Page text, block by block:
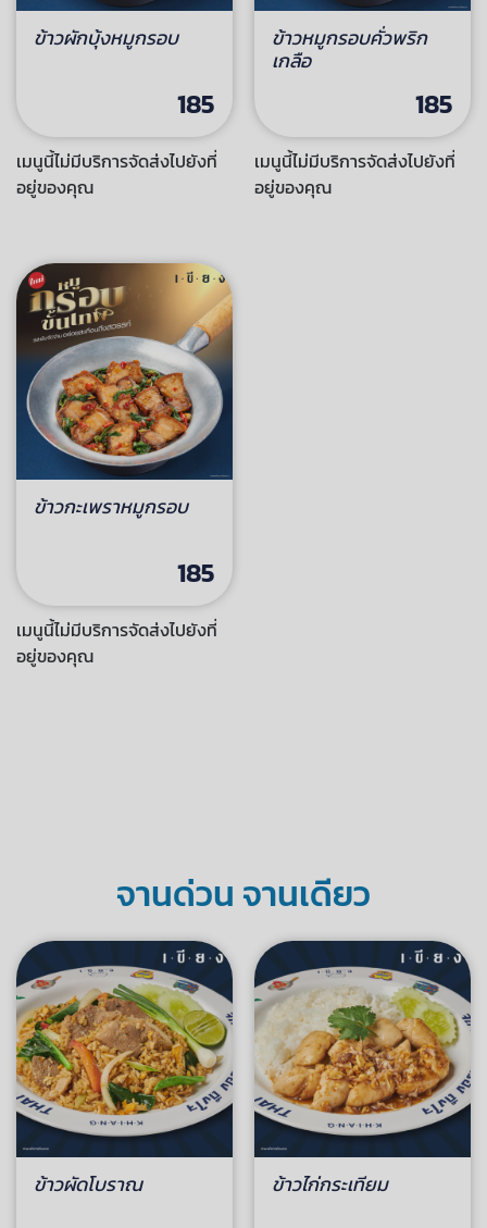
ข้าวผักบุ้งหมูกรอบ
185
เมนูนี้ไม่มีบริการจัดส่งไปยังที่
อยู่ของคุณ
ข้าวหมูกรอบคั่วพริก
เกลือ
185
เมนูนี้ไม่มีบริการจัดส่งไปยังที่
อยู่ของคุณ
ข้าวกะเพราหมูกรอบ
185
เมนูนี้ไม่มีบริการจัดส่งไปยังที่
อยู่ของคุณ
จานด่วน จานเดียว
ข้าวผัดโบราณ ข้าวไก่กระเทียม